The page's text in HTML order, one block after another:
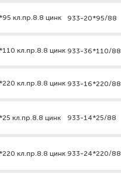
кл.пр.8.8 цинк 933-20*95/88
кл.пр.8.8 цинк 933-36*110/88
кл.пр.8.8 цинк 933-16*220/88
кл.пр.8.8 цинк 933-14*25/88
кл.пр.8.8 цинк 933-24*220/88